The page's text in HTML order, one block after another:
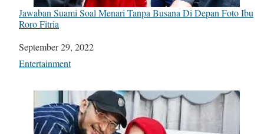
Jawaban Suami Soal Menari Tanpa Busana Di Depan Foto Ibu
Roro Fitria
Date
September 29, 2022
In relation to
Entertainment